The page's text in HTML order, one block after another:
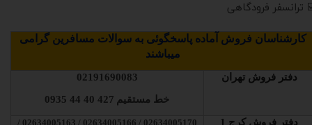
ترانسفر فرودگاهی
کارشناسان فروش آماده پاسخگوئی به سوالات مسافرین گرامی
میباشند
دفتر فروش تهران
02191690083
خط مستقیم 427 40 44 0935
دفتر فروش کرج 1
02634005170 / 02634005166 / 02634005163 /